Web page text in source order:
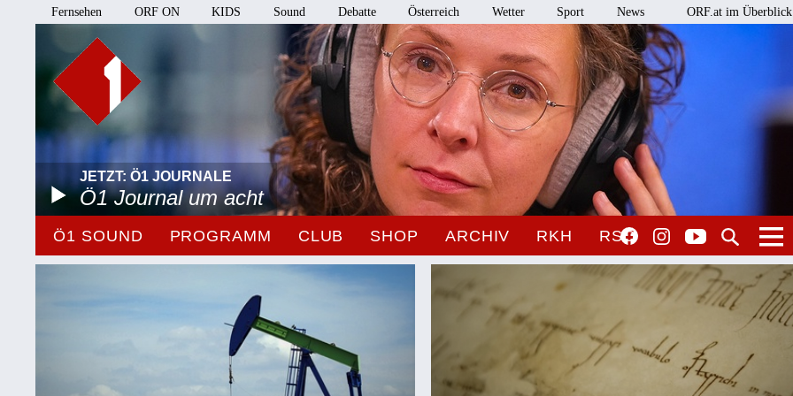
Fernsehen ORF ON KIDS Sound Debatte Österreich Wetter Sport News ORF.at im Überblick
JETZT: Ö1 JOURNALE
Ö1 Journal um acht
Ö1 SOUND PROGRAMM CLUB SHOP ARCHIV RKH RSO